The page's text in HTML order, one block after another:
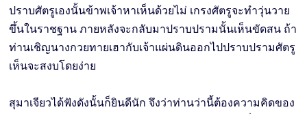
ปราบศัตรูเองนั้นข้าพเจ้าหาเห็นด้วยไม่ เกรงศัตรูจะทำวุ่นวาย
ขึ้นในราชฐาน ภายหลังจะกลับมาปราบปรามนั้นเห็นขัดสน ถ้า
ท่านเชิญนางกวยทายเฮากับเจ้าแผ่นดินออกไปปราบปรามศัตรู
เห็นจะสงบโดยง่าย
สุมาเจียวได้ฟังดังนั้นก็ยินดีนัก จึงว่าท่านว่านี้ต้องความคิดของ